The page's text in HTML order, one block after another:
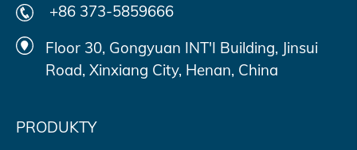
+86 373-5859666
Floor 30, Gongyuan INT'I Building, Jinsui
Road, Xinxiang City, Henan, China
PRODUKTY